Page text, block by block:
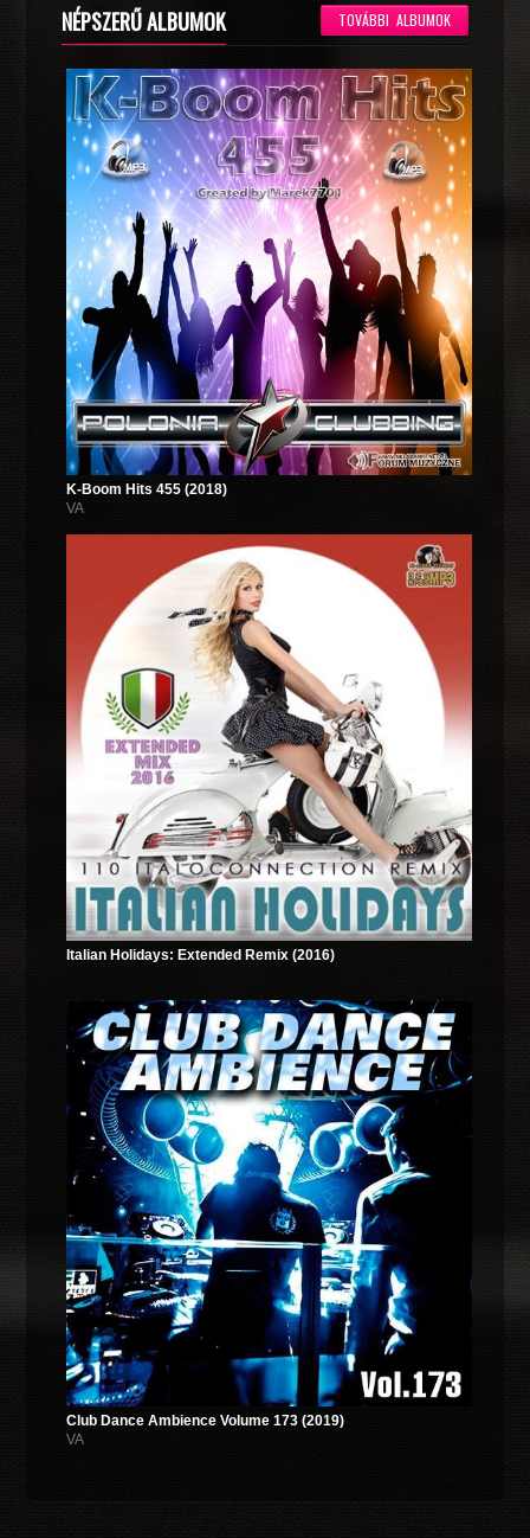
NÉPSZERŰ ALBUMOK
K-Boom Hits 455 (2018)
VA
Italian Holidays: Extended Remix (2016)
Club Dance Ambience Volume 173 (2019)
VA
TOVÁBBI ALBUMOK